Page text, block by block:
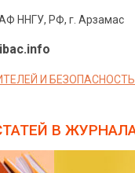
ННГУ, РФ, г. Арзамас
И
В